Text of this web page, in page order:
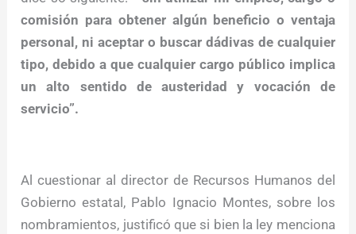
comisión para obtener algún beneficio o ventaja
personal, ni aceptar o buscar dádivas de cualquier
tipo, debido a que cualquier cargo público implica
un alto sentido de austeridad y vocación de
servicio”.
Al cuestionar al director de Recursos Humanos del
Gobierno estatal, Pablo Ignacio Montes, sobre los
nombramientos, justificó que si bien la ley menciona